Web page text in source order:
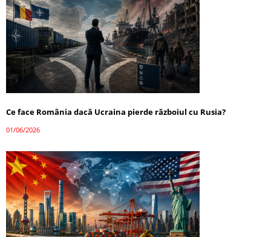
Ce face România dacă Ucraina pierde războiul cu Rusia?
01/06/2026